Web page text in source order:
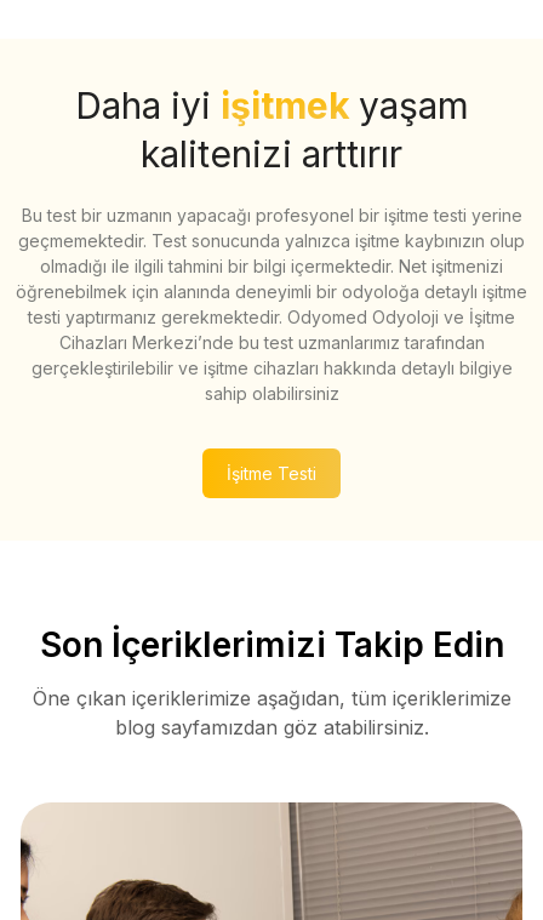
Daha iyi işitmek yaşam
kalitenizi arttırır
Bu test bir uzmanın yapacağı profesyonel bir işitme testi yerine
geçmemektedir. Test sonucunda yalnızca işitme kaybınızın olup
olmadığı ile ilgili tahmini bir bilgi içermektedir. Net işitmenizi
öğrenebilmek için alanında deneyimli bir odyoloğa detaylı işitme
testi yaptırmanız gerekmektedir. Odyomed Odyoloji ve İşitme
Cihazları Merkezi’nde bu test uzmanlarımız tarafından
gerçekleştirilebilir ve işitme cihazları hakkında detaylı bilgiye
sahip olabilirsiniz
İşitme Testi
Son İçeriklerimizi Takip Edin
Öne çıkan içeriklerimize aşağıdan, tüm içeriklerimize
blog sayfamızdan göz atabilirsiniz.